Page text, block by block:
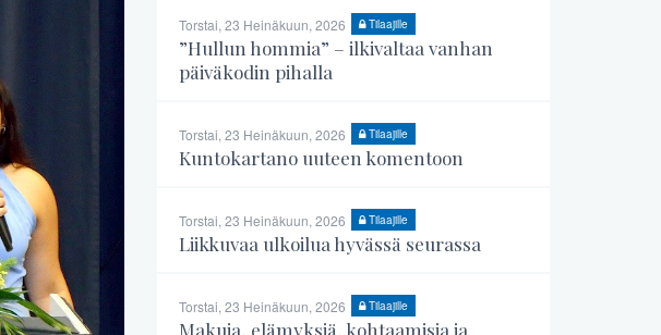
Torstai, 23 Heinäkuun, 2026 Tilaajille
”Hullun hommia” – ilkivaltaa vanhan
päiväkodin pihalla
Torstai, 23 Heinäkuun, 2026 Tilaajille
Kuntokartano uuteen komentoon
Torstai, 23 Heinäkuun, 2026 Tilaajille
Liikkuvaa ulkoilua hyvässä seurassa
Torstai, 23 Heinäkuun, 2026 Tilaajille
Makuja, elämyksiä, kohtaamisia ja